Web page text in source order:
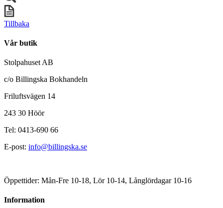
Tillbaka
Vår butik
Stolpahuset AB
c/o Billingska Bokhandeln
Friluftsvägen 14
243 30 Höör
Tel: 0413-690 66
E-post: info@billingska.se
Öppettider: Mån-Fre 10-18, Lör 10-14, Långlördagar 10-16
Information